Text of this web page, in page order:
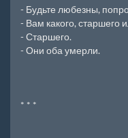
- Будьте любезны,
- Вам какого, старшего
- Старшего.
- Они оба умерли.
* * *